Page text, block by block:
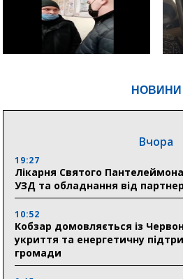
НОВИНИ
Вчора
19:27
Лікарня Святого
УЗД та обладнання від
10:52
Кобзар домовляється із
укриття та енергетичну
громади